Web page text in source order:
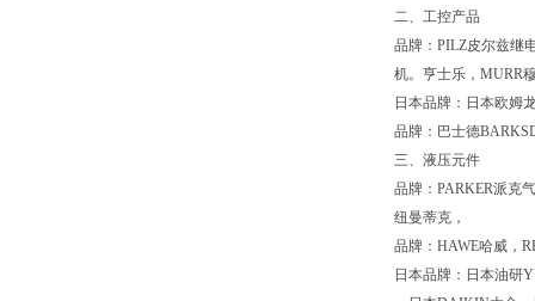
二、工控产品
品牌：PILZ皮尔兹继
机。亨士乐，MURR
日本品牌：日本欧姆
品牌：巴士德
三、液压元件
品牌：PARKER派克
纽曼蒂克，
品牌：HAWE哈威，
日本品牌：日本油研